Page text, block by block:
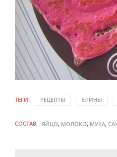
ТЕГИ: РЕЦЕПТЫ БЛИНЫ
СОСТАВ: ЯЙЦО, МОЛОКО, МУКА,